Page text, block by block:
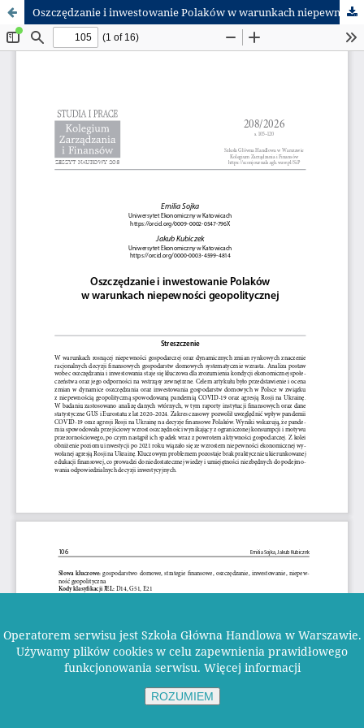
Oszczędzanie i inwestowanie Polaków w warunkach niepewności geopolitycznej
Operatorem serwisu jest Szkoła Główna Handlowa w Warszawie.
Używamy plików cookies w celu zapewnienia prawidłowego
funkcjonowania serwisu. Więcej informacji
ROZUMIEM